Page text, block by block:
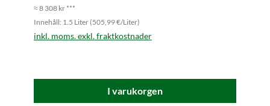
≈ 8 308 kr ***
Innehåll: 1.5 Liter (505,99 €/Liter)
inkl. moms. exkl. fraktkostnader
I varukorgen